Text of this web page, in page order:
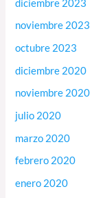
diciembre 2023
noviembre 2023
octubre 2023
diciembre 2020
noviembre 2020
julio 2020
marzo 2020
febrero 2020
enero 2020